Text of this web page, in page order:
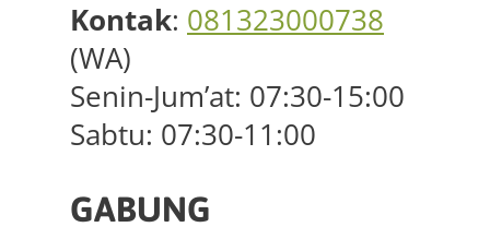
Kontak: 081323000738
(WA)
Senin-Jum’at: 07:30-15:00
Sabtu: 07:30-11:00
GABUNG